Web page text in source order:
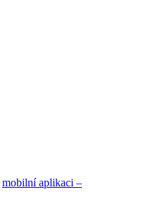
mobilní aplikaci –